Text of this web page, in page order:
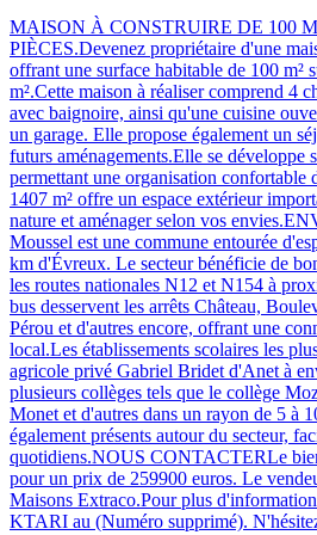
MAISON À CONSTRUIRE DE 100
PIÈCES.Devenez propriétaire d'une
offrant une surface habitable de 100 m²
m².Cette maison à réaliser comprend 4
avec baignoire, ainsi qu'une cuisine
un garage. Elle propose également un
futurs aménagements.Elle se développe
permettant une organisation confortable
1407 m² offre un espace extérieur
nature et aménager selon vos
Moussel est une commune entourée
km d'Évreux. Le secteur bénéficie de
les routes nationales N12 et N154 à
bus desservent les arrêts Château,
Pérou et d'autres encore, offrant une
local.Les établissements scolaires les
agricole privé Gabriel Bridet d'Anet à
plusieurs collèges tels que le collège
Monet et d'autres dans un rayon de 5 à
également présents autour du secteur,
quotidiens.NOUS CONTACTERLe
pour un prix de 259900 euros. Le
Maisons Extraco.Pour plus
KTARI au (Numéro supprimé).